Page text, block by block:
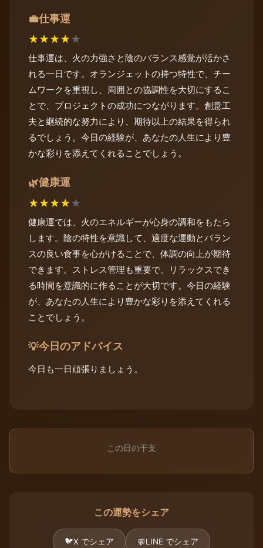
💼仕事運
★★★★★
仕事運は、火の力強さと陰のバランス感覚が活かさ
れる一日です。オランジェットの持つ特性で、チー
ムワークを重視し、周囲との協調性を大切にするこ
とで、プロジェクトの成功につながります。創意工
夫と継続的な努力により、期待以上の結果を得られ
るでしょう。今日の経験が、あなたの人生により豊
かな彩りを添えてくれることでしょう。
🌿健康運
★★★★★
健康運では、火のエネルギーが心身の調和をもたら
します。陰の特性を意識して、適度な運動とバラン
スの良い食事を心がけることで、体調の向上が期待
できます。ストレス管理も重要で、リラックスでき
る時間を意識的に作ることが大切です。今日の経験
が、あなたの人生により豊かな彩りを添えてくれる
ことでしょう。
💡今日のアドバイス
今日も一日頑張りましょう。
この日の干支
この運勢をシェア
🐦X でシェア 💬LINE でシェア